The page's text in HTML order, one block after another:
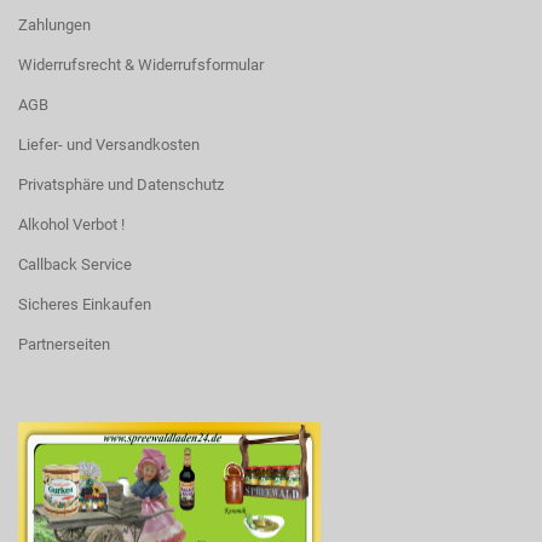
Zahlungen
Widerrufsrecht & Widerrufsformular
AGB
Liefer- und Versandkosten
Privatsphäre und Datenschutz
Alkohol Verbot !
Callback Service
Sicheres Einkaufen
Partnerseiten